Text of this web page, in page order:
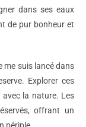
dans ses eaux
de pur bonheur et
me suis lancé dans
Explorer ces
avec la nature. Les
offrant un